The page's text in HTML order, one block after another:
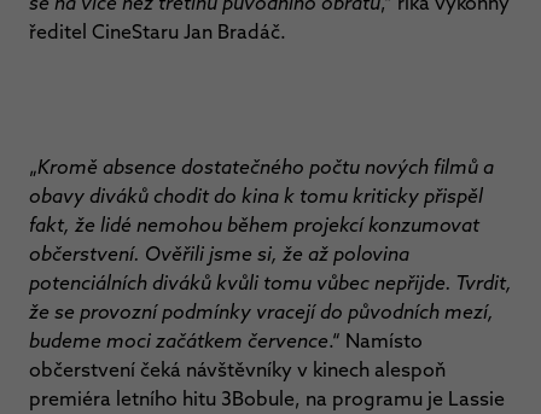
ředitel CineStaru Jan Bradáč.
„Kromě absence dostatečného počtu nových filmů a
obavy diváků chodit do kina k tomu kriticky přispěl
fakt, že lidé nemohou během projekcí konzumovat
občerstvení. Ověřili jsme si, že až polovina
potenciálních diváků kvůli tomu vůbec nepřijde. Tvrdit,
že se provozní podmínky vracejí do původních mezí,
budeme moci začátkem července.“ Namísto
občerstvení čeká návštěvníky v kinech alespoň
premiéra letního hitu 3Bobule, na programu je Lassie